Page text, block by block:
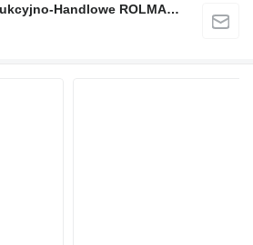
Przedsiębiorstwo Produkcyjno-Handlowe ROLMAPOL Marcin Dziekan